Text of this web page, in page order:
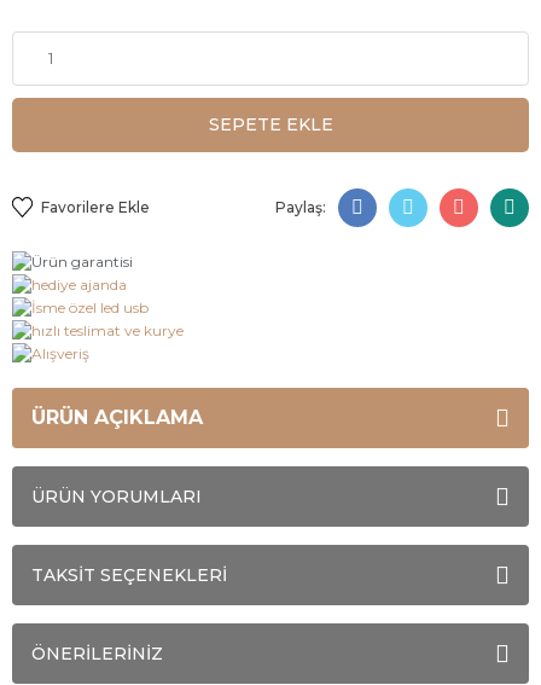
SEPETE EKLE
Paylaş:
ÜRÜN AÇIKLAMA
ÜRÜN YORUMLARI
TAKSİT SEÇENEKLERİ
ÖNERİLERİNİZ